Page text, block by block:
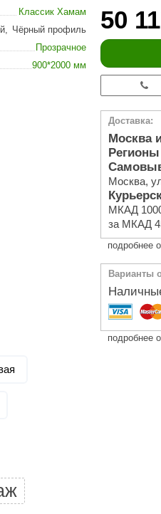
Tylo
Wedi
Ec
50
Классик Хамам
, Чёрный профиль
Прозрачное
900*2000 мм
Доставка:
Москва
Регионы
Москва,
МКАД
за МКАД
подробнее о
Варианты
подробнее